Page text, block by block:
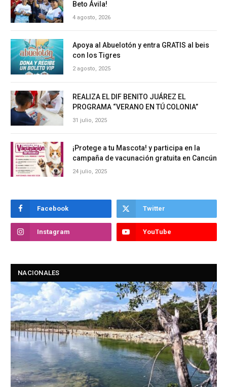
Beto Ávila!
4 agosto, 2026
Apoya al Abuelotón y entra GRATIS al beis
con los Tigres
2 agosto, 2025
REALIZA EL DIF BENITO JUÁREZ EL
PROGRAMA “VERANO EN TÚ COLONIA”
31 julio, 2025
¡Protege a tu Mascota! y participa en la
campaña de vacunación gratuita en Cancún
24 julio, 2025
Facebook Twitter
Instagram YouTube
NACIONALES